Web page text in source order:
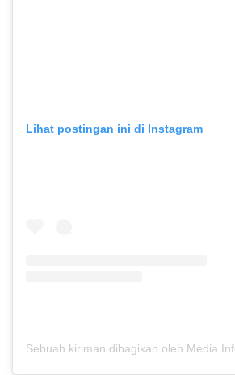
Lihat postingan ini di Instagram